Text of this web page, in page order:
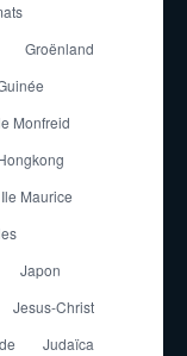
Groënland
Monfreid
Ile Maurice
Japon
Jesus-Christ
Judaïca